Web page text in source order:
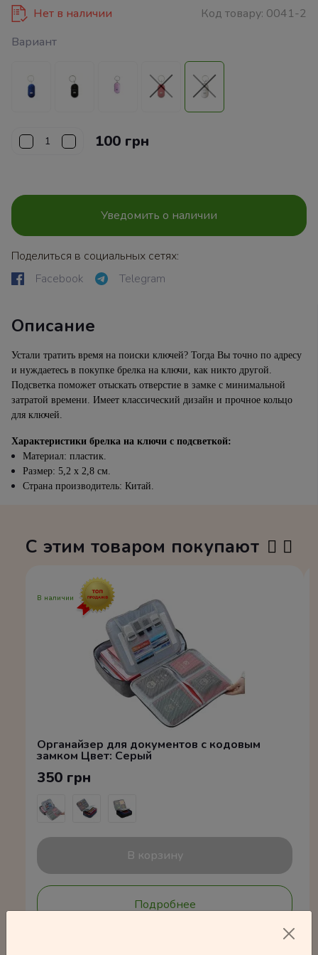
Нет в наличии Код товару: 0041-2
Вариант
100 грн
Уведомить о наличии
Поделиться в социальных сетях:
Facebook
Telegram
Описание
Устали тратить время на поиски ключей? Тогда Вы точно по адресу
и нуждаетесь в покупке брелка на ключи, как никто другой.
Подсветка поможет отыскать отверстие в замке с минимальной
затратой времени. Имеет классический дизайн и прочное кольцо
для ключей.
Характеристики брелка на ключи с подсветкой:
Материал: пластик.
Размер: 5,2 х 2,8 см.
Страна производитель: Китай.
С этим товаром покупают
В наличии
Органайзер для документов с кодовым
замком Цвет: Серый
350 грн
В корзину
Подробнее